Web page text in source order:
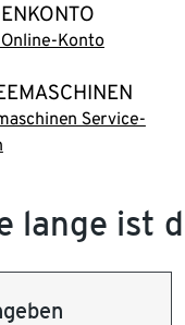
Konto
Service-
lange ist